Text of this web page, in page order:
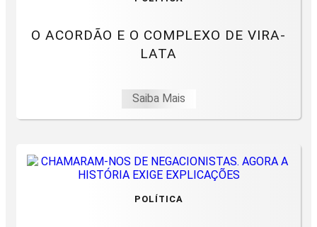
O ACORDÃO E O COMPLEXO DE VIRA-
LATA
Saiba Mais
POLÍTICA